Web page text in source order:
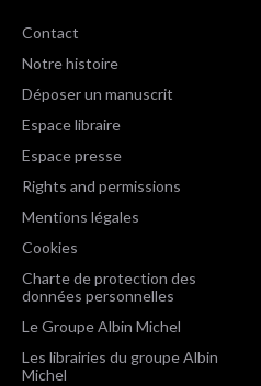
Contact
Notre histoire
Déposer un manuscrit
Espace libraire
Espace presse
Rights and permissions
Mentions légales
Cookies
Charte de protection des
données personnelles
Le Groupe Albin Michel
Les librairies du groupe Albin
Michel